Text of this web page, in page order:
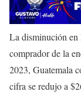
La disminución en
comprador de la
2023, Guatemala
cifra se redujo a